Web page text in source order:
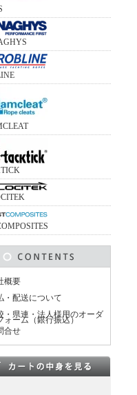
概要
・配送について
・県連・法人様用のオーダ
ォーム（銀行振込）
合せ